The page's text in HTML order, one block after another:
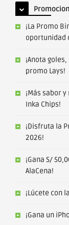
¡La Promo
oportunidad
¡Anota
promo Lays!
¡Más sabor
Inka Chips!
¡Disfruta la
2026!
¡Gana S/
AlaCena!
¡Lúcete con
¡Gana un